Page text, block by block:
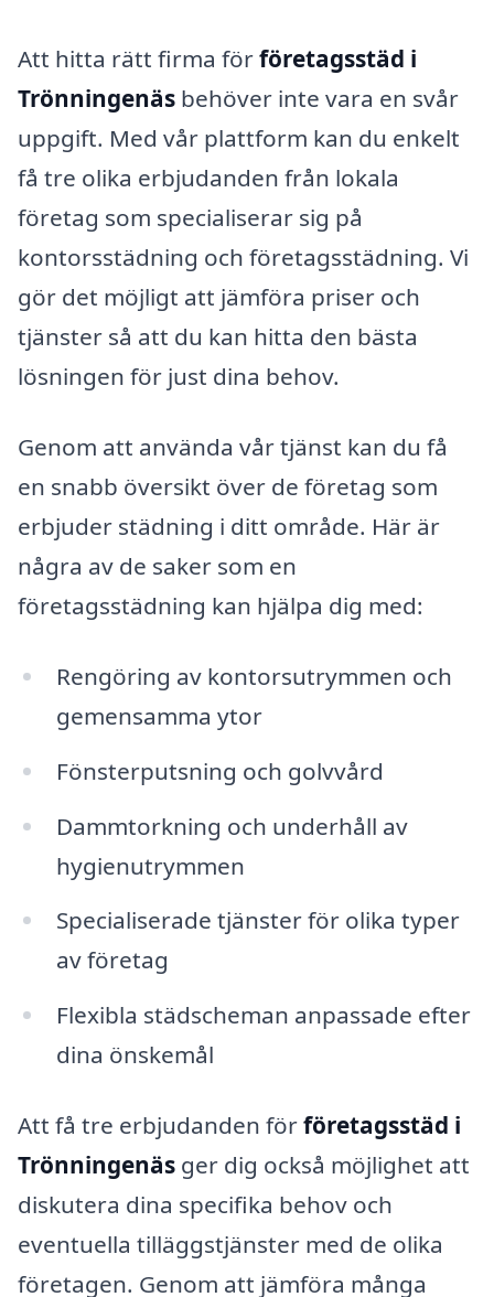
Att hitta rätt firma förföretagsstäd i
Trönningenäs behöver inte vara en svår
uppgift. Med vår plattform kan du enkelt
få tre olika erbjudanden från lokala
företag som specialiserar sig på
kontorsstädning och företagsstädning. Vi
gör det möjligt att jämföra priser och
tjänster så att du kan hitta den bästa
lösningen för just dina behov.
Genom att använda vår tjänst kan du få
en snabb översikt över de företag som
erbjuder städning i ditt område. Här är
några av de saker som en
företagsstädning kan hjälpa dig med:
Rengöring av kontorsutrymmen och
gemensamma ytor
Fönsterputsning och golvvård
Dammtorkning och underhåll av
hygienutrymmen
Specialiserade tjänster för olika typer
av företag
Flexibla städscheman anpassade efter
dina önskemål
Att få tre erbjudanden förföretagsstäd i
Trönningenäs ger dig också möjlighet att
diskutera dina specifika behov och
eventuella tilläggstjänster med de olika
företagen. Genom att jämföra många